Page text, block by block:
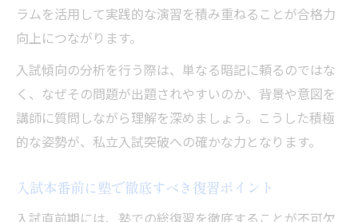
ラムを活用して実践的な演習を積み重ねることが合格力
向上につながります。
入試傾向の分析を行う際は、単なる暗記に頼るのではな
く、なぜその問題が出題されやすいのか、背景や意図を
講師に質問しながら理解を深めましょう。こうした積極
的な姿勢が、私立入試突破への確かな力となります。
入試本番前に塾で徹底すべき復習ポイント
入試直前期には、塾での総復習を徹底することが不可欠